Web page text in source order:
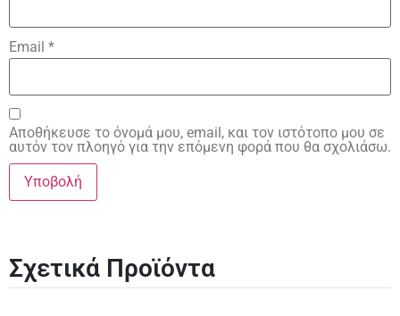
Email *
Αποθήκευσε το όνομά μου, email, και τον ιστότοπο μου σε
αυτόν τον πλοηγό για την επόμενη φορά που θα σχολιάσω.
Σχετικά Προϊόντα